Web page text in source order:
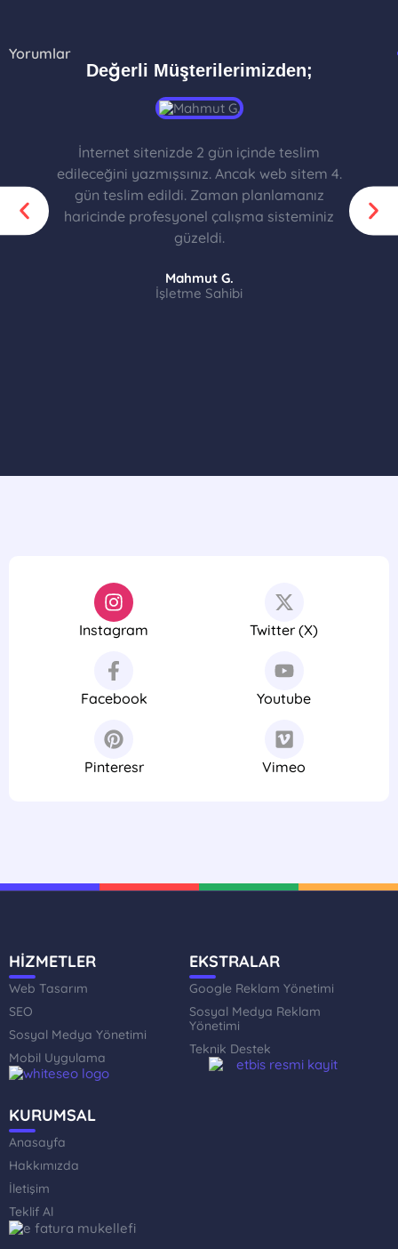
Yorumlar
Değerli Müşterilerimizden;
İnternet sitenizde 2 gün içinde teslim
edileceğini yazmışsınız. Ancak web sitem 4.
gün teslim edildi. Zaman planlamanız
haricinde profesyonel çalışma sisteminiz
güzeldi.
Mahmut G.
İşletme Sahibi
Instagram Twitter (X)
Facebook Youtube
Pinteresr Vimeo
HİZMETLER
Web Tasarım
SEO
Sosyal Medya Yönetimi
Mobil Uygulama
EKSTRALAR
Google Reklam Yönetimi
Sosyal Medya Reklam
Yönetimi
Teknik Destek
KURUMSAL
Anasayfa
Hakkımızda
İletişim
Teklif Al